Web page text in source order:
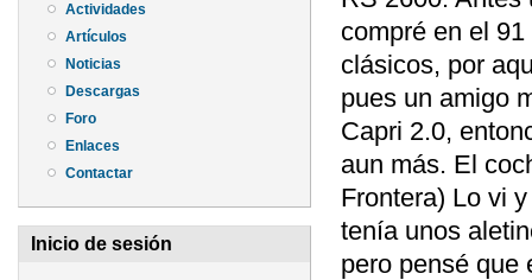
Actividades
Artículos
Noticias
Descargas
Foro
Enlaces
Contactar
Inicio de sesión
compré en el
clásicos, por
pues un amigo
Capri 2.0,
aun más. El
Frontera) Lo vi
tenía unos
pero pensé que